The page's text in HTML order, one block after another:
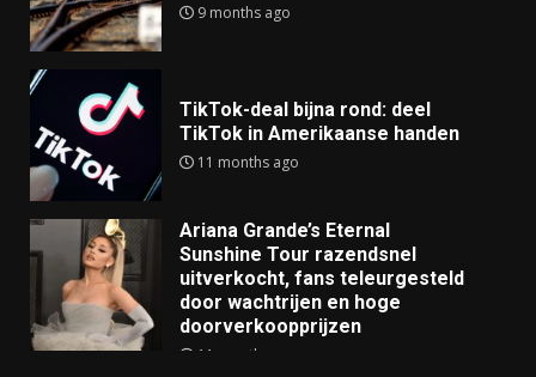
9 months ago
TikTok-deal bijna rond: deel
TikTok in Amerikaanse handen
11 months ago
Ariana Grande’s Eternal
Sunshine Tour razendsnel
uitverkocht, fans teleurgesteld
door wachtrijen en hoge
doorverkoopprijzen
11 months ago